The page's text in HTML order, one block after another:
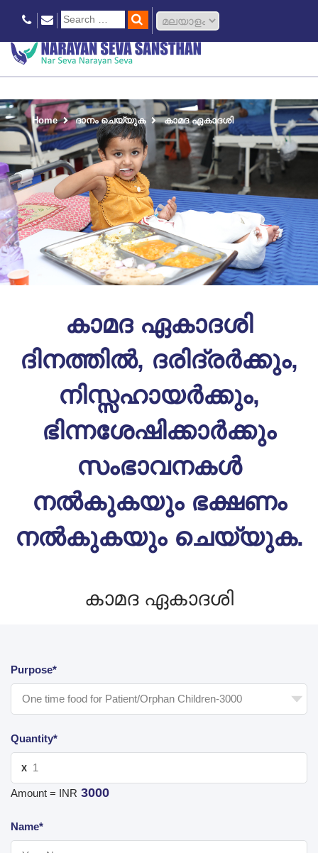
Home ദാനം ചെയ്യുക കാമദ ഏകാദശി
കാമദ ഏകാദശി
ദിനത്തിൽ, ദരിദ്രർക്കും,
നിസ്സഹായർക്കും,
ഭിന്നശേഷിക്കാർക്കും
സംഭാവനകൾ
നൽകുകയും ഭക്ഷണം
നൽകുകയും ചെയ്യുക.
കാമദ ഏകാദശി
Purpose*
Quantity*
X
Amount = INR 3000
Name*